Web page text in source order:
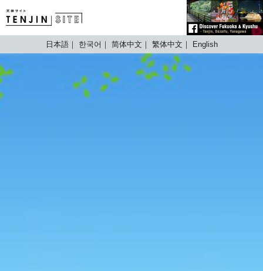
TENJIN SITE
日本語 한국어 简体中文 繁体中文 English